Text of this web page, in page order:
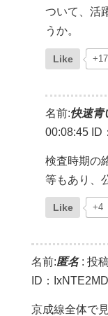
ついて、活
うか。
Like +17
名前:快速青
00:08:45
検査時期の
等もあり、
Like +4
名前:匿名: 投
ID：
京成線全体で